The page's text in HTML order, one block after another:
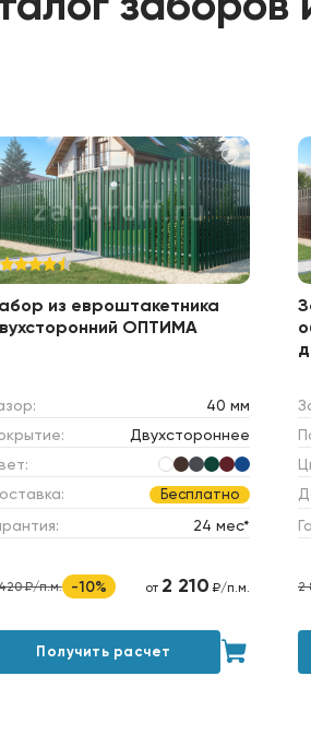
из евроштакетника
ОПТИМА
40 мм
Двухстороннее
Бесплатно
24 мес*
₽/п.м. -10% от 2 210 ₽/п.м.
Получить расчет
2